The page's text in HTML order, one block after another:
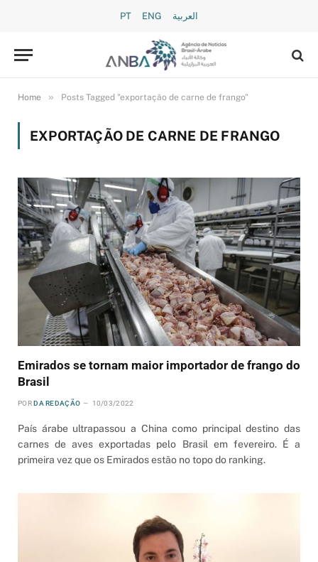
PT ENG العربية
Home » Posts Tagged "exportação de carne de frango"
EXPORTAÇÃO DE CARNE DE FRANGO
Emirados se tornam maior importador de frango do
Brasil
POR DA REDAÇÃO 10/03/2022
País árabe ultrapassou a China como principal destino das
carnes de aves exportadas pelo Brasil em fevereiro. É a
primeira vez que os Emirados estão no topo do ranking.